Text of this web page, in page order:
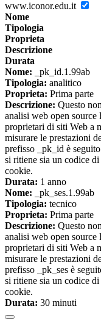
www.iconor.edu.it
Nome
Tipologia
Proprieta
Descrizione
Durata
Nome: _pk_id.1.99ab
Tipologia: analitico
Proprieta: Prima parte
Descrizione: Questo
analisi web open
proprietari di siti Web a
misurare le prestazioni
prefisso _pk_id è
si ritiene sia un codice
cookie.
Durata: 1 anno
Nome: _pk_ses.1.99ab
Tipologia: tecnico
Proprieta: Prima parte
Descrizione: Questo
analisi web open
proprietari di siti Web a
misurare le prestazioni
prefisso _pk_ses è
si ritiene sia un codice
cookie.
Durata: 30 minuti